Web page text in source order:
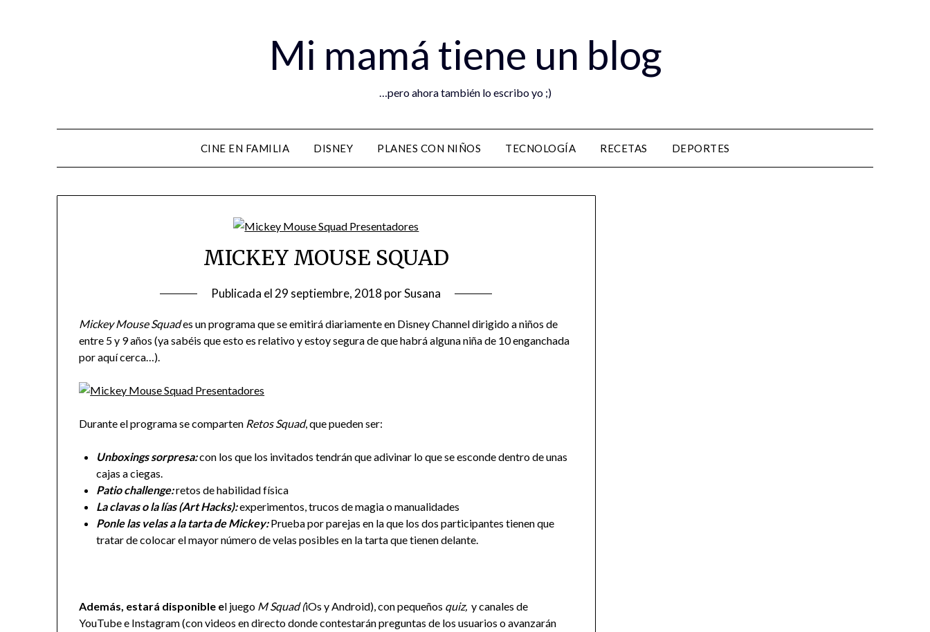
Mi mamá tiene un blog
…pero ahora también lo escribo yo ;)
CINE EN FAMILIA DISNEY PLANES CON NIÑOS TECNOLOGÍA RECETAS DEPORTES
MICKEY MOUSE SQUAD
Publicada el 29 septiembre, 2018 porSusana
Mickey Mouse Squades un programa que se emitirá diariamente en Disney Channel dirigido a niños de
entre 5 y 9 años (ya sabéis que esto es relativo y estoy segura de que habrá alguna niña de 10 enganchada
por aquí cerca…).
Durante el programa se comparten Retos Squad, que pueden ser:
Unboxings sorpresa:con los que los invitados tendrán que adivinar lo que se esconde dentro de unas
cajas a ciegas.
Patio challenge:retos de habilidad física
La clavas o la lías (Art Hacks):experimentos, trucos de magia o manualidades
Ponle las velas a la tarta de Mickey:Prueba por parejas en la que los dos participantes tienen que
tratar de colocar el mayor número de velas posibles en la tarta que tienen delante.
Además, estará disponible el juego M Squad (iOs y Android), con pequeños quiz, y canales de
YouTube e Instagram (con videos en directo donde contestarán preguntas de los usuarios o avanzarán